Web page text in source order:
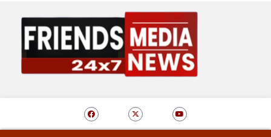
content
F
a
c
e
X
-
t
w
Y
o
u
t